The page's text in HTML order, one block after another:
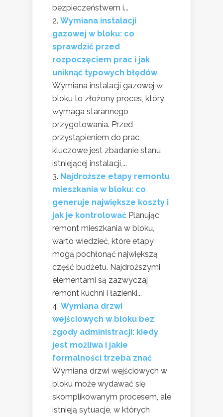
bezpieczeństwem i...
Wymiana instalacji
gazowej w bloku: co
sprawdzić przed
rozpoczęciem prac i jak
uniknąć typowych błędów
Wymiana instalacji gazowej w
bloku to złożony proces, który
wymaga starannego
przygotowania. Przed
przystąpieniem do prac,
kluczowe jest zbadanie stanu
istniejącej instalacji,...
Najdroższe etapy remontu
mieszkania w bloku: co
generuje największe koszty i
jak je kontrolować Planując
remont mieszkania w bloku,
warto wiedzieć, które etapy
mogą pochłonąć największą
część budżetu. Najdroższymi
elementami są zazwyczaj
remont kuchni i łazienki...
Wymiana drzwi
wejściowych w bloku bez
zgody administracji: kiedy
jest możliwa i jakie
formalności trzeba znać
Wymiana drzwi wejściowych w
bloku może wydawać się
skomplikowanym procesem, ale
istnieją sytuacje, w których